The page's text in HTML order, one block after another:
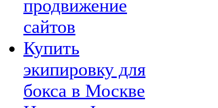
продвижение
сайтов
Купить
экипировку для
бокса в Москве